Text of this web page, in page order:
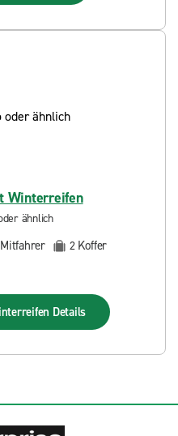
Winterreifen
ähnlich
Mitfahrer 2 Koffer
Details